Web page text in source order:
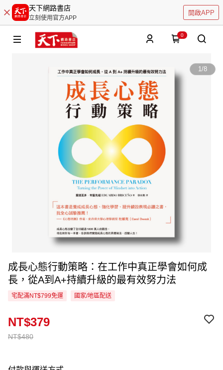
天下網路書店
立刻使用官方APP
開啟APP
0
1/8
成長心態行動策略：在工作中真正學會如何成
長，從A到A+持續升級的最有效努力法
宅配滿NT$799免運 國家/地區配送
NT$480
NT$379